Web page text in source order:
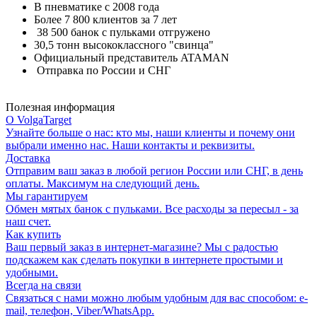
В пневматике с 2008 года
Более 7 800 клиентов за 7 лет
38 500 банок с пульками отгружено
30,5 тонн высококлассного "свинца"
Официальный представитель ATAMAN
Отправка по России и СНГ
Полезная информация
О VolgaTarget
Узнайте больше о нас: кто мы, наши клиенты и почему они
выбрали именно нас. Наши контакты и реквизиты.
Доставка
Отправим ваш заказ в любой регион России или СНГ, в день
оплаты. Максимум на следующий день.
Мы гарантируем
Обмен мятых банок с пульками. Все расходы за пересыл - за
наш счет.
Как купить
Ваш первый заказ в интернет-магазине? Мы с радостью
подскажем как сделать покупки в интернете простыми и
удобными.
Всегда на связи
Связаться с нами можно любым удобным для вас способом: e-
mail, телефон, Viber/WhatsApp.